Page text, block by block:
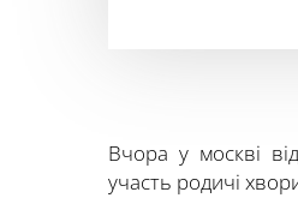
Вчора у москві
участь родичі